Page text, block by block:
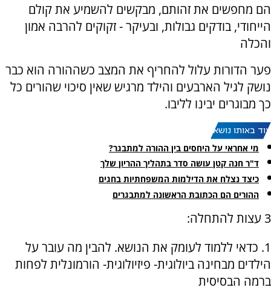
הם מחפשים את זהותם, מבקשים להשמיע את קולם
הייחודי, בודקים גבולות, ובעיקר - זקוקים להרבה אמון
והכלה
פער הדורות עלול להחריף את המצב כשההורה הוא כבר
נושק לגיל הארבעים והילד מרגיש שאין סיכוי שהורים כל
כך מבוגרים יבינו לליבו.
עוד באותו נושא:
מי אחראי על היחסים בין ההורה למתבגר?
ד"ר חנה קטן עושה סדר בתהליך ההריון שלך
כיצד נצלח את הדילמות המשפחתיות בחגים
ההורים הם הכתובת הראשונה למתבגרים
3 עצות להתחלה:
1. כדאי ללמוד לעומק את הנושא. להבין מה עובר על
הילדים מבחינה ביולוגית- פיזיולוגית- הורמונלית לפחות
ברמה הבסיסית